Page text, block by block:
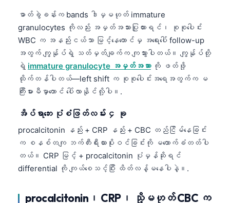
ဓာတ်ခွဲခန်းက bands ဒါမှမဟုတ် immature
granulocytes ကိုလည်း အမှတ်အသားပြုထားရင်၊ စုစုပေါင်း
WBC က အနည်းငယ်သာ မြင့်နေတောင်မှ အရေးပေါ် follow-up
အတွက် ကျွန်ုပ်ရဲ့ သတ်မှတ်ချက်က ကျသွားပါတယ်။ ကျွန်ုပ်တို့
ရဲ့ immature granulocyte အမှတ်အသားကို ဖတ်ဖို့
ထိုက်တန်ပါတယ်—left shift က စုစုပေါင်းအရေအတွက်က မ
ကြီးမားမီမှာတောင် ပေါ်လာနိုင်လို့ပါ။.
အိပ်ရာဘေး ပုံစံဖြတ်လမ်း ၄ ခု
procalcitonin နည်း + CRP နည်း + CBC တည်ငြိမ်နေခြင်း
က စနစ်တကျ ဘက်တီးရီးယားပိုးဝင်ခြင်းကို မထောက်ခံတတ်ပါ
တယ်။ CRP မြင့် + procalcitonin ပုံမှန်ဆိုရင်
differential ကို ကျယ်စေသင့်ပြီး ထိတ်လန့်မနေပါနဲ့။.
procalcitonin၊ CRP၊ သို့မဟုတ် CBC က
Nederlands
हिन्दी
Bahasa Indonesia
Српски језик
Svenska
Bosanski
Azərbaycan dili
Eesti